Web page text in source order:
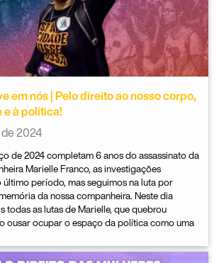
em nós | Pelo direito ao nosso corpo,
à política!
de 2024
de 2024 completam 6 anos do assassinato da
Marielle Franco, as investigações
último período, mas seguimos na luta por
da nossa companheira. Neste dia
todas as lutas de Marielle, que quebrou
ousar ocupar o espaço da política como uma